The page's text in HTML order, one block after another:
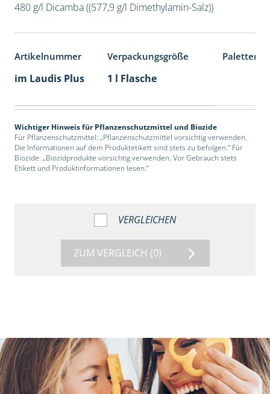
480 g/l Dicamba ((577,9 g/l Dimethylamin-Salz))
Artikelnummer Verpackungsgröße
im Laudis Plus 1 l Flasche
Wichtiger Hinweis für Pflanzenschutzmittel und Biozide
Für Pflanzenschutzmittel: „Pflanzenschutzmittel vorsichtig verwenden.
Die Informationen auf dem Produktetikett sind stets zu befolgen.“ Für
Biozide: „Biozidprodukte vorsichtig verwenden. Vor Gebrauch stets
Etikett und Produktinformationen lesen.“
VERGLEICHEN
ZUM VERGLEICH (0)